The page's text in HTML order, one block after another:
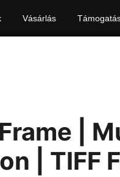
Vásárlás
|
| TIFF